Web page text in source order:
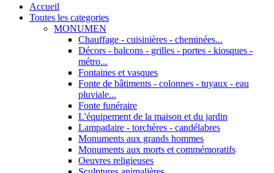
Accueil
Toutes les categories
MONUMEN
Chauffage - cuisinières - cheminées...
Décors - balcons - grilles - portes - kiosques -
métro...
Fontaines et vasques
Fonte de bâtiments - colonnes - tuyaux - eau
pluviale...
Fonte funéraire
L'équipement de la maison et du jardin
Lampadaire - torchères - candélabres
Monuments aux grands hommes
Monuments aux morts et commémoratifs
Oeuvres religieuses